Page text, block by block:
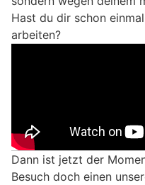
Hast du dir schon
arbeiten?
Dann ist jetzt der
Besuch doch einen